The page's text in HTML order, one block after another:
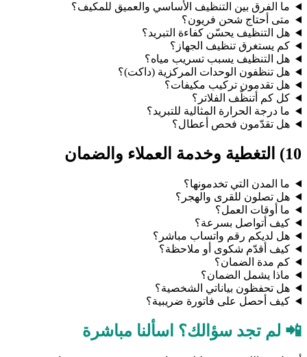
ما الفرق بين التنظيف الأساسي والعميق للمكيف؟
متى أحتاج شحن فريون؟
هل التنظيف يحسّن كفاءة التبريد؟
كم يستغرق تنظيف الجهاز؟
هل التنظيف يسبب تسريب مياه؟
هل تنظفون الوحدات المركزية (داكت)؟
هل تقدمون تركيب مكيفات؟
كل كم أتنظّف الفلاتر؟
ما درجة الحرارة المثالية للتبريد؟
هل تقدّمون فحص أعطال؟
10) التغطية وخدمة العملاء والضمان
ما المدن التي تخدمونها؟
هل تصلون للقرى والهجر؟
ما أوقات العمل؟
كيف أتواصل بسرعة؟
هل لديكم رقم واتساب مباشر؟
كيف أقدّم شكوى أو ملاحظة؟
كم مدة الضمان؟
ماذا يشمل الضمان؟
هل تحفظون بياناتي الشخصية؟
كيف أحصل على فاتورة ضريبية؟
📲 لم تجد سؤالك؟ اسألنا مباشرة